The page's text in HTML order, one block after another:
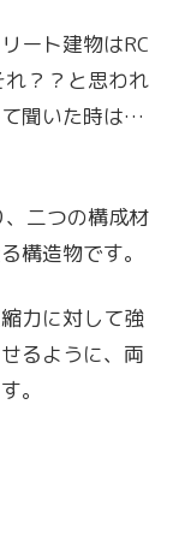
ート建物はRC
れ？？と思われ
聞いた時は…
二つの構成材
構造物です。
力に対して強
るように、両
。